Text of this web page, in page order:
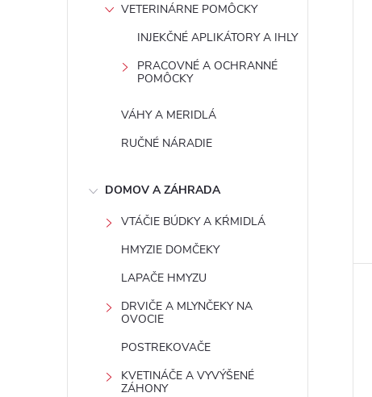
VETERINÁRNE POMÔCKY
INJEKČNÉ APLIKÁTORY A IHLY
PRACOVNÉ A OCHRANNÉ
POMÔCKY
VÁHY A MERIDLÁ
RUČNÉ NÁRADIE
DOMOV A ZÁHRADA
VTÁČIE BÚDKY A KŔMIDLÁ
HMYZIE DOMČEKY
LAPAČE HMYZU
DRVIČE A MLYNČEKY NA
OVOCIE
POSTREKOVAČE
KVETINÁČE A VYVÝŠENÉ
ZÁHONY